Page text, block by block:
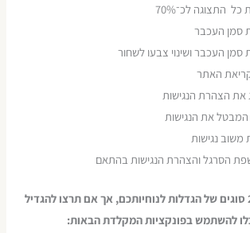
התצוגה לכ־70%
סמן העכבר
העכבר ושינוי צבעו לשחור
האתר
את הצהרת הנגישות
המבטל את הנגישות
משוב נגישות
שפת הסרגל והצהרת הנגישות בהתאם
סוגים של הגדלות לנוחיותכם, אך אם תרצו להגדיל
להשתמש בפונקציות המקלדת הבאות: